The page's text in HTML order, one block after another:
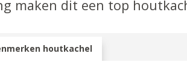
maken dit een top
houtkachel